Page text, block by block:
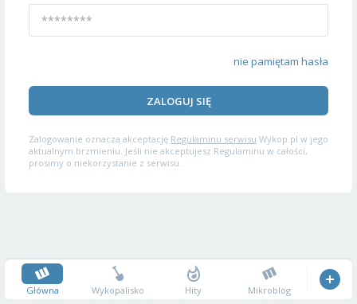
nie pamiętam hasła
ZALOGUJ SIĘ
Zalogowanie oznacza akceptację Regulaminu serwisu Wykop.pl w jego
aktualnym brzmieniu. Jeśli nie akceptujesz Regulaminu w całości,
prosimy o niekorzystanie z serwisu.
Główna Wykopalisko Hity Mikroblog